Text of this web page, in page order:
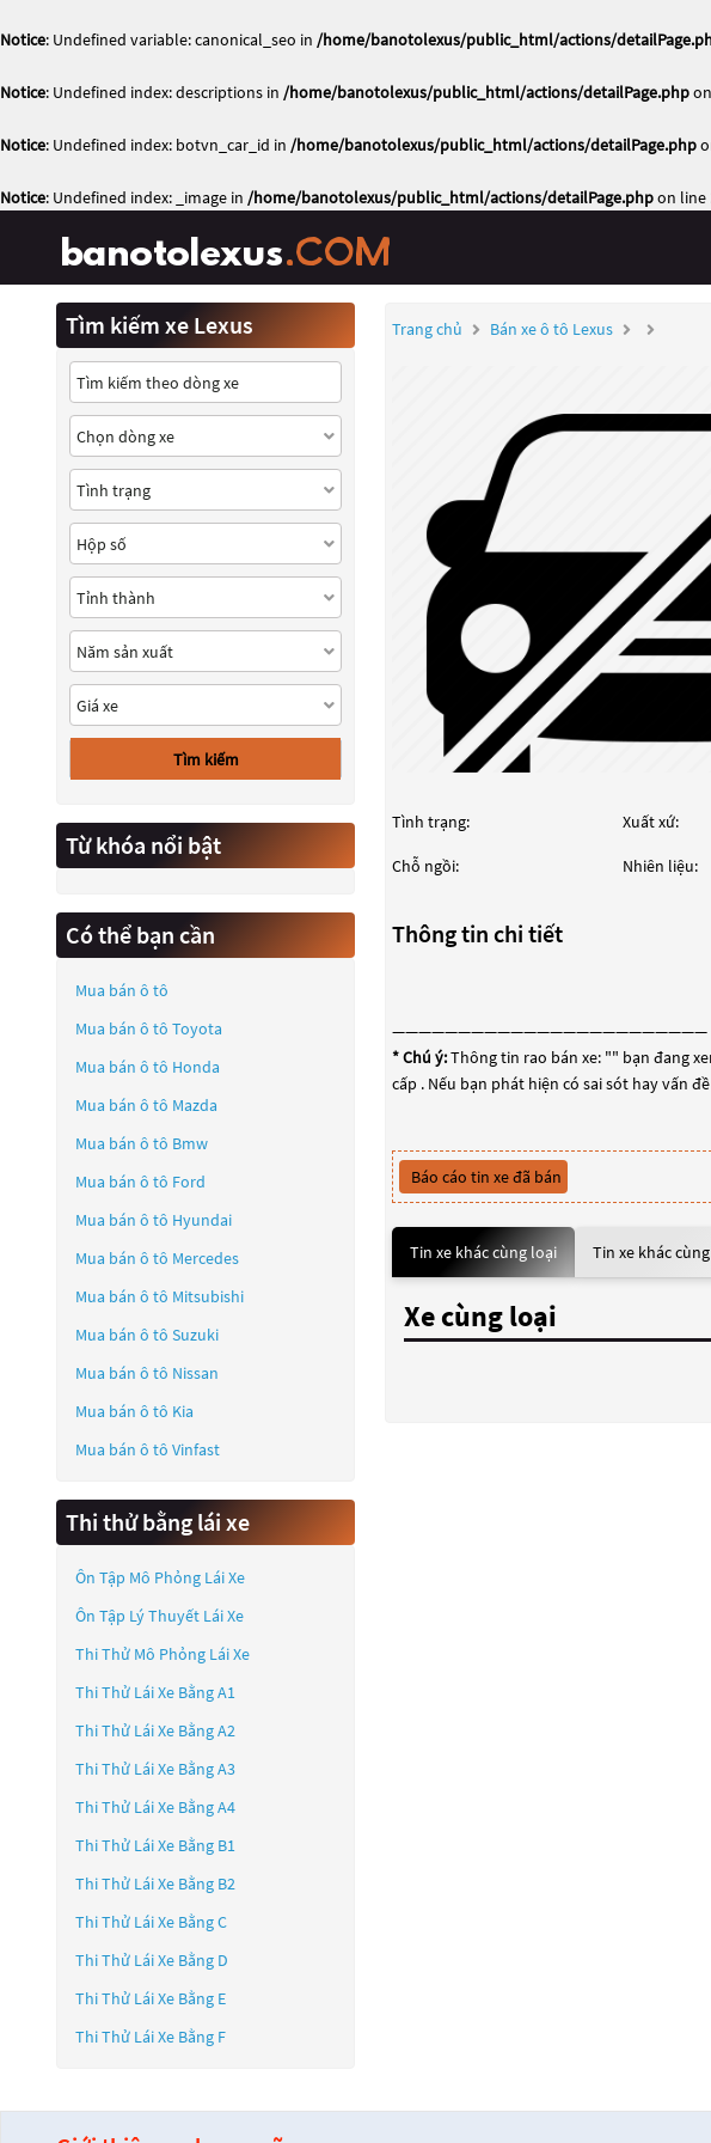
Notice: Undefined variable: canonical_seo in /home/banotolexus/public_html/actions/
Notice: Undefined index: descriptions in /home/banotolexus/public_html/actions/detailPage.php
Notice: Undefined index: botvn_car_id in /home/banotolexus/public_html/actions/detailPage.php
Notice: Undefined index: _image in /home/banotolexus/public_html/actions/detailPage.phpon line
Trang chủ Bán xe ô tô Lexus
Tình trạng: Xuất xứ:
Chỗ ngồi: Nhiên liệu:
Thông tin chi tiết
————————————————————————
* Chú ý:Thông tin rao bán xe: "" bạn đang
cấp . Nếu bạn phát hiện có sai sót hay vấn
Báo cáo tin xe đã bán
Tin xe khác cùng loại Tin xe khác
Xe cùng loại
Tìm kiếm xe Lexus
Tìm kiếm
Từ khóa nổi bật
Có thể bạn cần
Mua bán ô tô
Mua bán ô tô Toyota
Mua bán ô tô Honda
Mua bán ô tô Mazda
Mua bán ô tô Bmw
Mua bán ô tô Ford
Mua bán ô tô Hyundai
Mua bán ô tô Mercedes
Mua bán ô tô Mitsubishi
Mua bán ô tô Suzuki
Mua bán ô tô Nissan
Mua bán ô tô Kia
Mua bán ô tô Vinfast
Thi thử bằng lái xe
Ôn Tập Mô Phỏng Lái Xe
Ôn Tập Lý Thuyết Lái Xe
Thi Thử Mô Phỏng Lái Xe
Thi Thử Lái Xe Bằng A1
Thi Thử Lái Xe Bằng A2
Thi Thử Lái Xe Bằng A3
Thi Thử Lái Xe Bằng A4
Thi Thử Lái Xe Bằng B1
Thi Thử Lái Xe Bằng B2
Thi Thử Lái Xe Bằng C
Thi Thử Lái Xe Bằng D
Thi Thử Lái Xe Bằng E
Thi Thử Lái Xe Bằng F